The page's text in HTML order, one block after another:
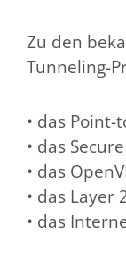
Zu den
Tunneling-
• das
• das
• das
• das Layer
• das